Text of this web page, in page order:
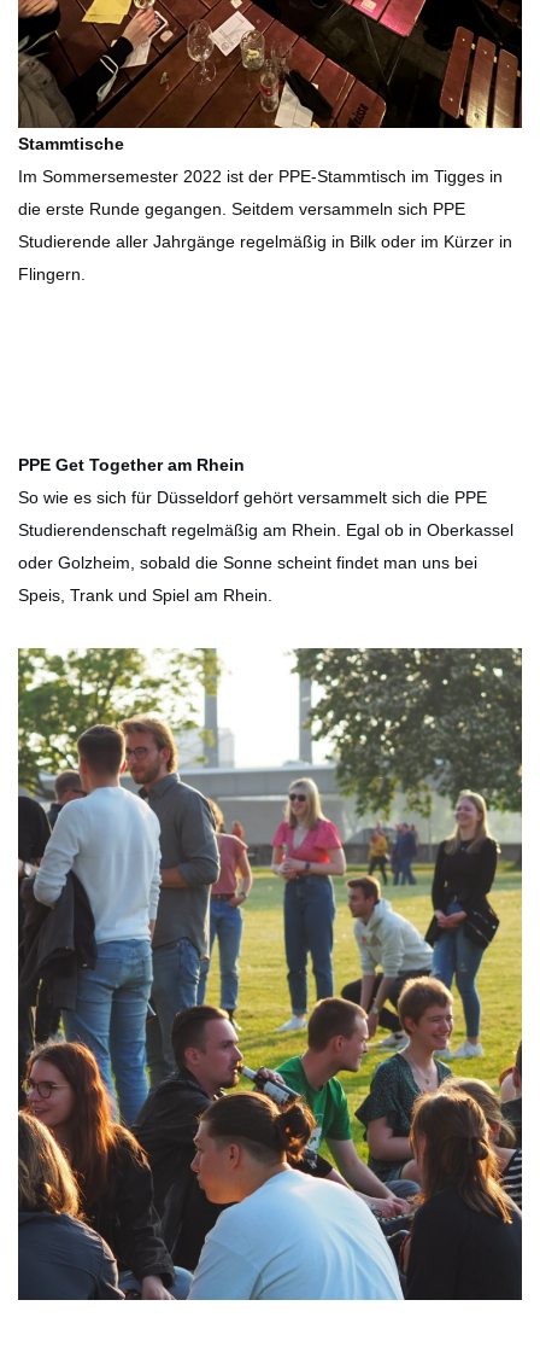
Stammtische
Im Sommersemester 2022 ist der PPE-Stammtisch im Tigges in
die erste Runde gegangen. Seitdem versammeln sich PPE
Studierende aller Jahrgänge regelmäßig in Bilk oder im Kürzer in
Flingern.
PPE Get Together am Rhein
So wie es sich für Düsseldorf gehört versammelt sich die PPE
Studierendenschaft regelmäßig am Rhein. Egal ob in Oberkassel
oder Golzheim, sobald die Sonne scheint findet man uns bei
Speis, Trank und Spiel am Rhein.